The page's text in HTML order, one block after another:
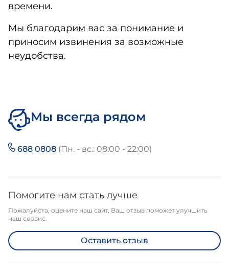
времени.
Мы благодарим вас за понимание и
приносим извинения за возможные
неудобства.
Мы всегда рядом
688 0808 (Пн. - вс.: 08:00 - 22:00)
Помогите нам стать лучше
Пожалуйста, оцените наш сайт, Ваш отзыв поможет улучшить
наш сервис.
Оставить отзыв